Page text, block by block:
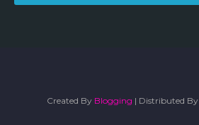
Created By Blogging | Distributed By